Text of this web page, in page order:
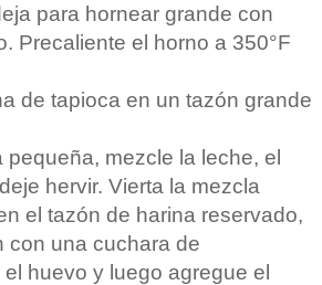
para hornear grande con
Precaliente el horno a 350°F
de tapioca en un tazón grande
mezcle la leche, el
hervir. Vierta la mezcla
el tazón de harina reservado,
con una cuchara de
huevo y luego agregue el